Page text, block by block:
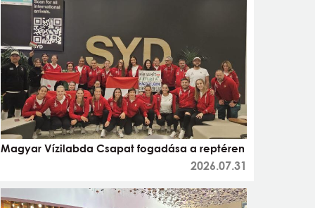
Magyar Vízilabda Csapat fogadása a reptéren
2026.07.31